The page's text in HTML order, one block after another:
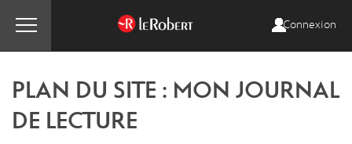
Connexion
PLAN DU SITE : MON JOURNAL
DE LECTURE